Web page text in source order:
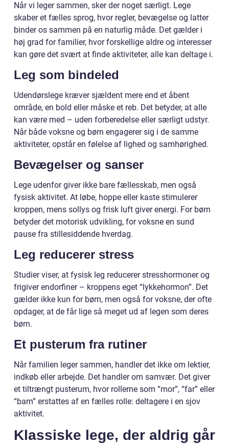
Når vi leger sammen, sker der noget særligt. Lege
skaber et fælles sprog, hvor regler, bevægelse og latter
binder os sammen på en naturlig måde. Det gælder i
høj grad for familier, hvor forskellige aldre og interesser
kan gøre det svært at finde aktiviteter, alle kan deltage i.
Leg som bindeled
Udendørslege kræver sjældent mere end et åbent
område, en bold eller måske et reb. Det betyder, at alle
kan være med – uden forberedelse eller særligt udstyr.
Når både voksne og børn engagerer sig i de samme
aktiviteter, opstår en følelse af lighed og samhørighed.
Bevægelser og sanser
Lege udenfor giver ikke bare fællesskab, men også
fysisk aktivitet. At løbe, hoppe eller kaste stimulerer
kroppen, mens sollys og frisk luft giver energi. For børn
betyder det motorisk udvikling, for voksne en sund
pause fra stillesiddende hverdag.
Leg reducerer stress
Studier viser, at fysisk leg reducerer stresshormoner og
frigiver endorfiner – kroppens eget “lykkehormon”. Det
gælder ikke kun for børn, men også for voksne, der ofte
opdager, at de får lige så meget ud af legen som deres
børn.
Et pusterum fra rutiner
Når familien leger sammen, handler det ikke om lektier,
indkøb eller arbejde. Det handler om samvær. Det giver
et tiltrængt pusterum, hvor rollerne som “mor”, “far” eller
“barn” erstattes af en fælles rolle: deltagere i en sjov
aktivitet.
Klassiske lege, der aldrig går